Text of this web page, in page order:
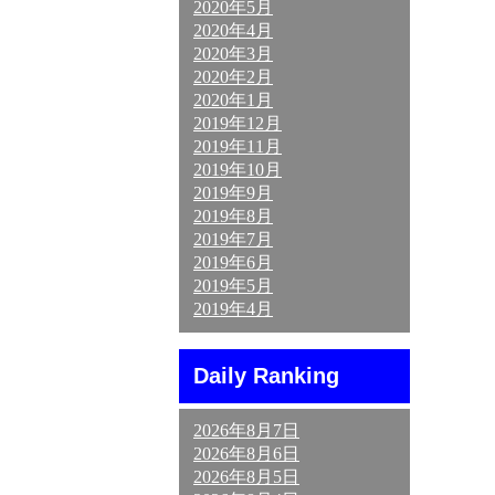
2020年5月
2020年4月
2020年3月
2020年2月
2020年1月
2019年12月
2019年11月
2019年10月
2019年9月
2019年8月
2019年7月
2019年6月
2019年5月
2019年4月
Daily Ranking
2026年8月7日
2026年8月6日
2026年8月5日